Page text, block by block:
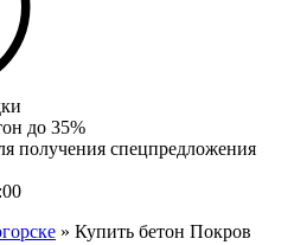
до 35%
получения спецпредложения
» Купить бетон Покров